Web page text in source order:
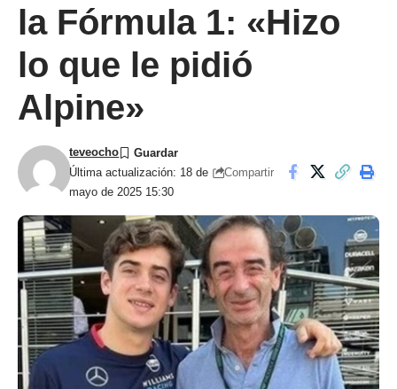
la Fórmula 1: «Hizo
lo que le pidió
Alpine»
Última actualización: 18 de
mayo de 2025 15:30
teveocho
Compartir